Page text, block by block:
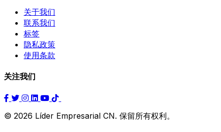
关于我们
联系我们
标签
隐私政策
使用条款
关注我们
© 2026 Líder Empresarial CN. 保留所有权利。